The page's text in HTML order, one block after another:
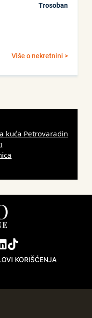
Trosoban
Više o nekretnini >
kuća Petrovaradin
KORIŠĆENJA